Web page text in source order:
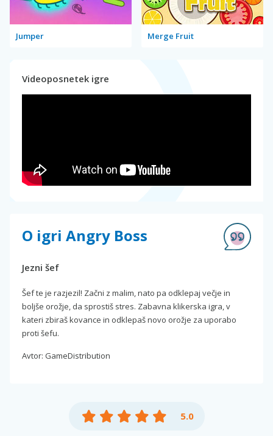
Jumper Merge Fruit
Videoposnetek igre
O igri Angry Boss
Jezni šef
Šef te je razjezil! Začni z malim, nato pa odklepaj večje in
boljše orožje, da sprostiš stres. Zabavna klikerska igra, v
kateri zbiraš kovance in odklepaš novo orožje za uporabo
proti šefu.
Avtor: GameDistribution
5.0